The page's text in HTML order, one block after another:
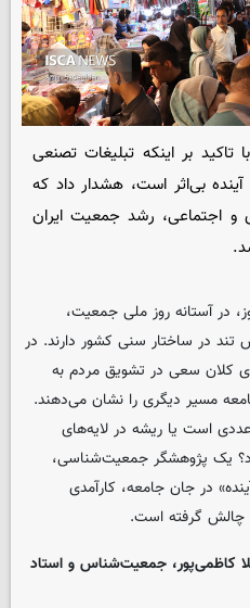
بر اینکه تبلیغات تصنعی
آینده بی‌اثر است، هشدار داد که
و اجتماعی، رشد جمعیت ایران
در آستانه روز ملی جمعیت،
در ساختار سنی کشور دارند. در
کلان سعی در تشویق مردم به
مسیر دیگری را نشان می‌دهند.
است یا ریشه در لایه‌های
یک پژوهشگر جمعیت‌شناسی،
در جان جامعه، کارآمدی
چالش گرفته است.
کاظمی‌پور، جمعیت‌شناس و استاد